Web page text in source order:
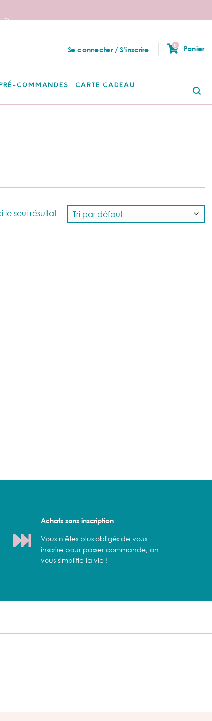
🦄
Se connecter / S’inscrire
0 Panier
PRÉ-COMMANDES
CARTE CADEAU
le seul résultat
Achats sans inscription
Vous n'êtes plus obligés de vous
inscrire pour passer commande, on
vous simplifie la vie !